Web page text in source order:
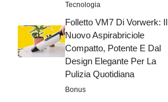
Tecnologia
Folletto VM7 Di Vorwerk: Il
Nuovo Aspirabriciole
Compatto, Potente E Dal
Design Elegante Per La
Pulizia Quotidiana
Bonus